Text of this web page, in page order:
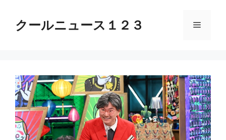
クールニュース１２３ メ
ュ
ー